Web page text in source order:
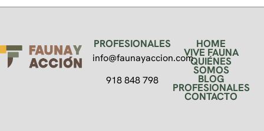
PROFESIONALES
info@faunayaccion.com
918 848 798
HOME
VIVE FAUNA
QUIÉNES
SOMOS
BLOG
PROFESIONALES
CONTACTO